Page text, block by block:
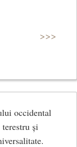
>>>
occidental
și